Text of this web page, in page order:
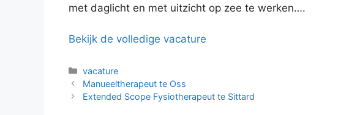
met daglicht en met uitzicht op zee te werken….
Bekijk de volledige vacature
Categorieën
vacature
Manueeltherapeut te Oss
Extended Scope Fysiotherapeut te Sittard